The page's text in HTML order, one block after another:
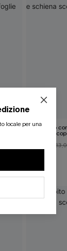
Mini abito
schiena
locale per una